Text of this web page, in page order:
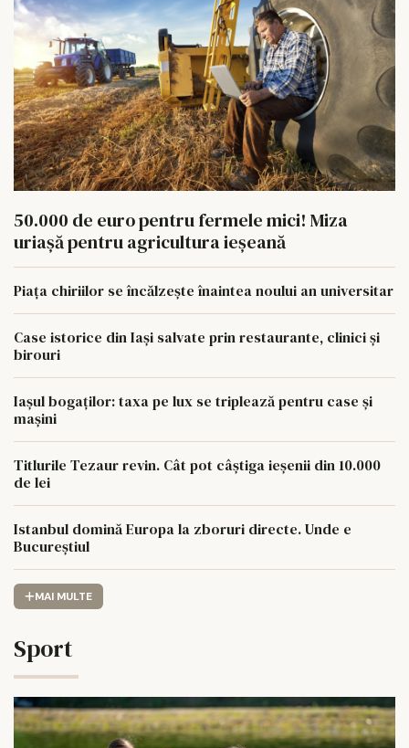
50.000 de euro pentru fermele mici! Miza
uriașă pentru agricultura ieșeană
Piața chiriilor se încălzește înaintea noului an universitar
Case istorice din Iași salvate prin restaurante, clinici și
birouri
Iașul bogaților: taxa pe lux se triplează pentru case și
mașini
Titlurile Tezaur revin. Cât pot câștiga ieșenii din 10.000
de lei
Istanbul domină Europa la zboruri directe. Unde e
Bucureștiul
MAI MULTE
Sport